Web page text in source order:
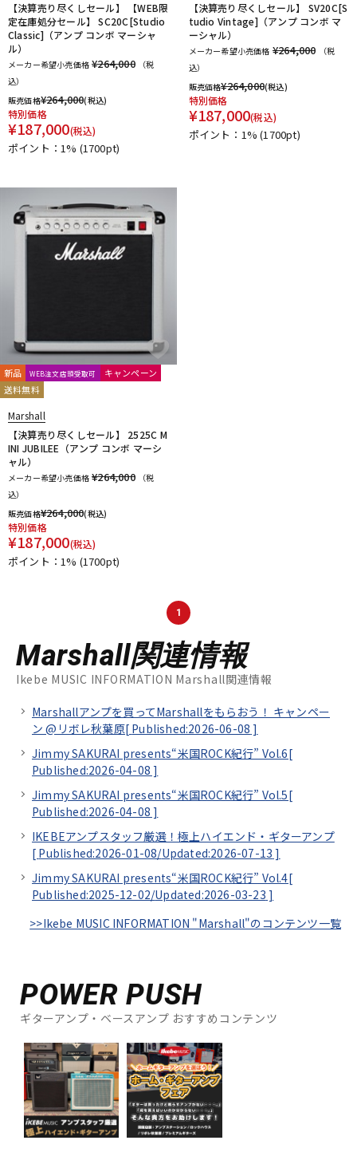
【決算売り尽くしセール】 【WEB限
定在庫処分セール】 SC20C[Studio
Classic]（アンプ コンボ マーシャ
ル）
メーカー希望小売価格 ¥264,000
（税
込）
販売価格¥264,000(税込)
特別価格
¥187,000(税込)
ポイント：1% (1700pt)
【決算売り尽くしセール】 SV20C[S
tudio Vintage]（アンプ コンボ マ
ーシャル）
メーカー希望小売価格 ¥264,000
（税
込）
販売価格¥264,000(税込)
特別価格
¥187,000(税込)
ポイント：1%(1700pt)
新品 WEB注文店頭受取可
キャンペーン
送料無料
Marshall
【決算売り尽くしセール】 2525C M
INI JUBILEE（アンプ コンボ マーシ
ャル）
メーカー希望小売価格 ¥264,000
（税
込）
販売価格¥264,000(税込)
特別価格
¥187,000(税込)
ポイント：1% (1700pt)
1
Marshall関連情報
Ikebe MUSIC INFORMATION Marshall関連情報
Marshallアンプを買ってMarshallをもらおう！ キャンペー
ン @リボレ秋葉原[ Published:2026-06-08 ]
Jimmy SAKURAI presents“米国ROCK紀行” Vol.6[
Published:2026-04-08 ]
Jimmy SAKURAI presents“米国ROCK紀行” Vol.5[
Published:2026-04-08 ]
IKEBEアンプスタッフ厳選！極上ハイエンド・ギターアンプ
[ Published:2026-01-08/Updated:2026-07-13 ]
Jimmy SAKURAI presents“米国ROCK紀行” Vol.4[
Published:2025-12-02/Updated:2026-03-23 ]
>>Ikebe MUSIC INFORMATION "Marshall"のコンテンツ一覧
POWER PUSH
ギターアンプ・ベースアンプ おすすめコンテンツ